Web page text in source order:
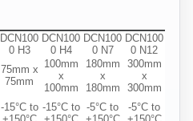
DCN100
0 H3
DCN100
0 H4
DCN100
0 N7
DCN100
0 N12
75mm x
75mm
100mm
x
100mm
180mm
x
180mm
300mm
x
300mm
-15°C to -15°C to -5°C to
-5°C to